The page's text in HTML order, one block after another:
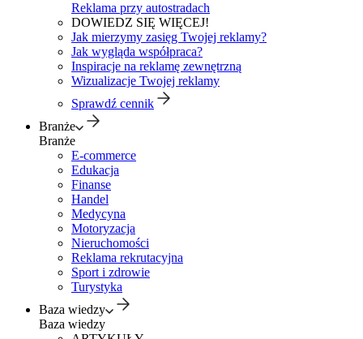
Reklama przy autostradach
DOWIEDZ SIĘ WIĘCEJ!
Jak mierzymy zasięg Twojej reklamy?
Jak wygląda współpraca?
Inspiracje na reklamę zewnętrzną
Wizualizacje Twojej reklamy
Sprawdź cennik
Branże
Branże
E-commerce
Edukacja
Finanse
Handel
Medycyna
Motoryzacja
Nieruchomości
Reklama rekrutacyjna
Sport i zdrowie
Turystyka
Baza wiedzy
Baza wiedzy